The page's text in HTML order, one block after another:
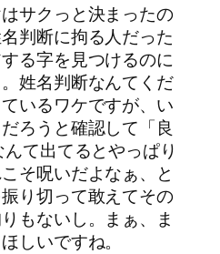
サクっと決まったの
判断に拘る人だった
る字を見つけるのに
姓名判断なんてくだ
いるワケですが、い
ろうと確認して「良
て出てるとやっぱり
そ呪いだよなぁ、と
り切って敢えてその
もないし。まぁ、ま
しいですね。